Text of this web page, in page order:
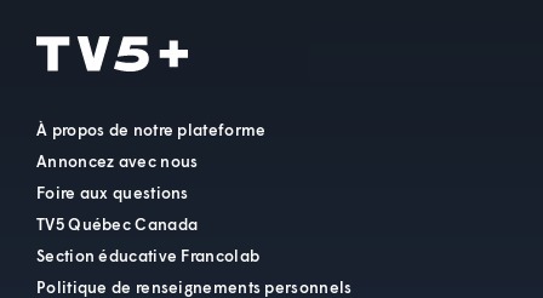
À propos de notre plateforme
Annoncez avec nous
Foire aux questions
TV5 Québec Canada
Section éducative Francolab
Politique de renseignements personnels